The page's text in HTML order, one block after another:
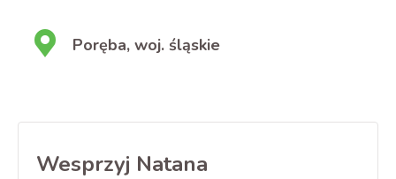
Poręba, woj. śląskie
Wesprzyj Natana